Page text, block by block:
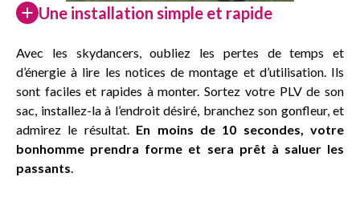
Une installation simple et rapide
Avec les skydancers, oubliez les pertes de temps et
d’énergie à lire les notices de montage et d’utilisation. Ils
sont faciles et rapides à monter. Sortez votre PLV de son
sac, installez-la à l’endroit désiré, branchez son gonfleur, et
admirez le résultat. En moins de 10 secondes, votre
bonhomme prendra forme et sera prêt à saluer les
passants.